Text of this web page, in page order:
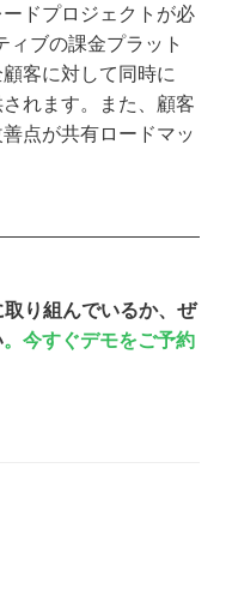
ドプロジェクトが必
ィブの課金プラット
客に対して同時に
れます。また、顧客
点が共有ロードマッ
り組んでいるか、ぜ
。今すぐデモをご予約